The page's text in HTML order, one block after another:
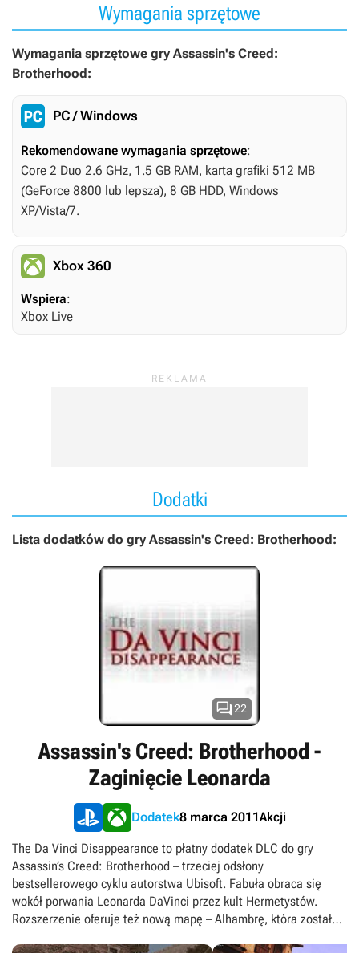
Wymagania sprzętowe
Wymagania sprzętowe gry Assassin's Creed:
Brotherhood:
PC / Windows
Rekomendowane wymagania sprzętowe:
Core 2 Duo 2.6 GHz, 1.5 GB RAM, karta grafiki 512 MB
(GeForce 8800 lub lepsza), 8 GB HDD, Windows
XP/Vista/7.
Xbox 360
Wspiera:
Xbox Live
Dodatki
Lista dodatków do gry Assassin's Creed: Brotherhood:
22
Assassin's Creed: Brotherhood -
Zaginięcie Leonarda
Dodatek8 marca 2011Akcji
The Da Vinci Disappearance to płatny dodatek DLC do gry
Assassin’s Creed: Brotherhood – trzeciej odsłony
bestsellerowego cyklu autorstwa Ubisoft. Fabuła obraca się
wokół porwania Leonarda DaVinci przez kult Hermetystów.
Rozszerzenie oferuje też nową mapę – Alhambrę, która została